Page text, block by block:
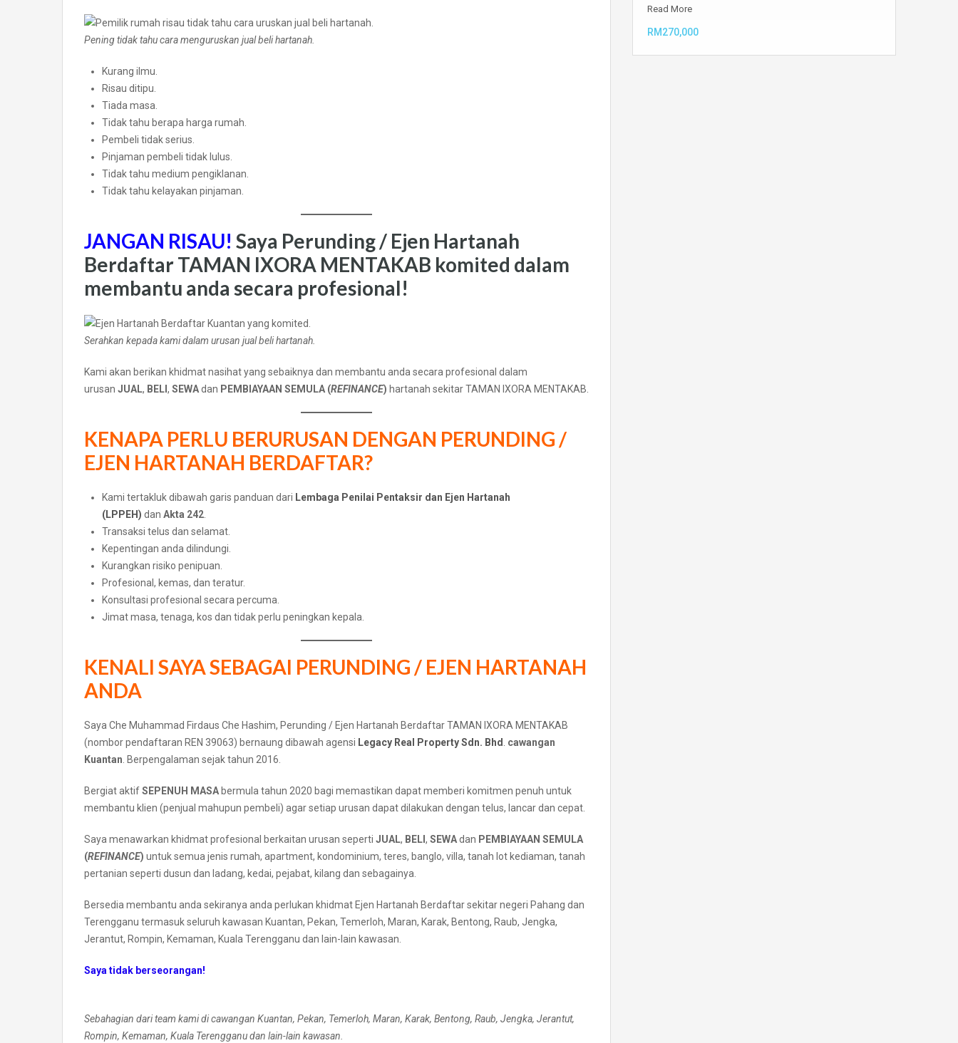
Pening tidak tahu cara menguruskan jual beli hartanah.
Kurang ilmu.
Risau ditipu.
Tiada masa.
Tidak tahu berapa harga rumah.
Pembeli tidak serius.
Pinjaman pembeli tidak lulus.
Tidak tahu medium pengiklanan.
Tidak tahu kelayakan pinjaman.
JANGAN RISAU! Saya Perunding / Ejen Hartanah
Berdaftar TAMAN IXORA MENTAKAB komited dalam
membantu anda secara profesional!
Serahkan kepada kami dalam urusan jual beli hartanah.
Kami akan berikan khidmat nasihat yang sebaiknya dan membantu anda secara profesional dalam
urusan JUAL, BELI , SEWAdan PEMBIAYAAN SEMULA (REFINANCE) hartanah sekitar TAMAN IXORA MENTAKAB.
KENAPA PERLU BERURUSAN DENGAN PERUNDING /
EJEN HARTANAH BERDAFTAR?
Kami tertakluk dibawah garis panduan dari Lembaga Penilai Pentaksir dan Ejen Hartanah
(LPPEH) dan Akta 242.
Transaksi telus dan selamat.
Kepentingan anda dilindungi.
Kurangkan risiko penipuan.
Profesional, kemas, dan teratur.
Konsultasi profesional secara percuma.
Jimat masa, tenaga, kos dan tidak perlu peningkan kepala.
KENALI SAYA SEBAGAI PERUNDING / EJEN HARTANAH
ANDA
Saya Che Muhammad Firdaus Che Hashim, Perunding / Ejen Hartanah Berdaftar TAMAN IXORA MENTAKAB
(nombor pendaftaran REN 39063) bernaung dibawah agensi Legacy Real Property Sdn. Bhd. cawangan
Kuantan. Berpengalaman sejak tahun 2016.
Bergiat aktifSEPENUH MASA bermula tahun 2020 bagi memastikan dapat memberi komitmen penuh untuk
membantu klien (penjual mahupun pembeli) agar setiap urusan dapat dilakukan dengan telus, lancar dan cepat.
Saya menawarkan khidmat profesional berkaitan urusan seperti JUAL, BELI , SEWAdan PEMBIAYAAN SEMULA
(REFINANCE) untuk semua jenis rumah, apartment, kondominium, teres, banglo, villa, tanah lot kediaman, tanah
pertanian seperti dusun dan ladang, kedai, pejabat, kilang dan sebagainya.
Bersedia membantu anda sekiranya anda perlukan khidmat Ejen Hartanah Berdaftar sekitar negeri Pahang dan
Terengganu termasuk seluruh kawasan Kuantan, Pekan, Temerloh, Maran, Karak, Bentong, Raub, Jengka,
Jerantut, Rompin, Kemaman, Kuala Terengganu dan lain-lain kawasan.
Saya tidak berseorangan!
Sebahagian dari team kami di cawangan Kuantan, Pekan, Temerloh, Maran, Karak, Bentong, Raub, Jengka, Jerantut,
Rompin, Kemaman, Kuala Terengganu dan lain-lain kawasan.
Read More
RM270,000